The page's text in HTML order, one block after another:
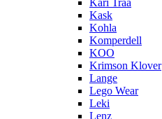
Kari Traa
Kask
Kohla
Komperdell
KOO
Krimson Klover
Lange
Lego Wear
Leki
Lenz